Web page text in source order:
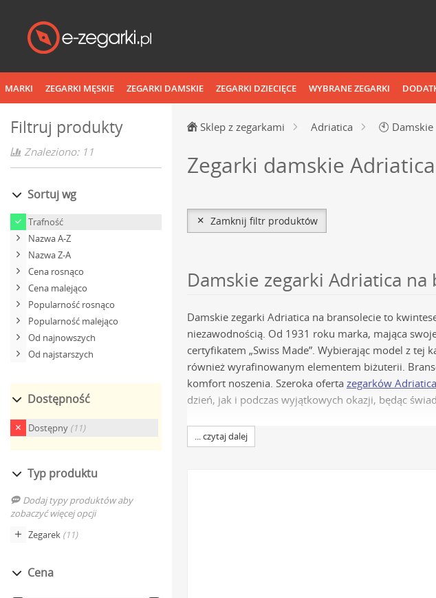
MARKI ZEGARKI MĘSKIE ZEGARKI DAMSKIE ZEGARKI DZIECIĘCE WYBRANE ZEGARKI
Filtruj produkty
Znaleziono: 11
Sortuj wg
Trafność
Nazwa A-Z
Nazwa Z-A
Cena rosnąco
Cena malejąco
Popularność rosnąco
Popularność malejąco
Od najnowszych
Od najstarszych
Dostępność
Dostępny (11)
Typ produktu
Dodaj typy produktów aby
zobaczyć więcej opcji
Zegarek (11)
Cena
Sklep z zegarkami Adriatica 🕙 Damskie
Zegarki damskie
Zamknij filtr produktów
Damskie zegarki Adriatica
Damskie zegarki Adriatica na bransolecie to
niezawodnością. Od 1931 roku marka, mająca
certyfikatem „Swiss Made”. Wybierając model z
również wyrafinowanym elementem biżuterii.
komfort noszenia. Szeroka oferta zegarków Adriatica
dzień, jak i podczas wyjątkowych okazji, będąc
Specyfikacja techniczna w
... czytaj dalej